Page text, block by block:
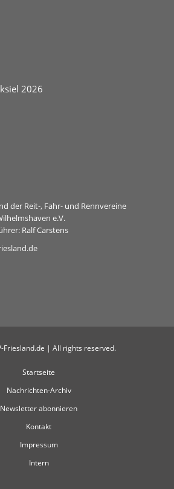
2026
der Reit-, Fahr- und Rennvereine
e.V.
Ralf Carstens
Friesland.de | All rights reserved.
Startseite
Nachrichten-Archiv
Newsletter abonnieren
Kontakt
Impressum
Intern